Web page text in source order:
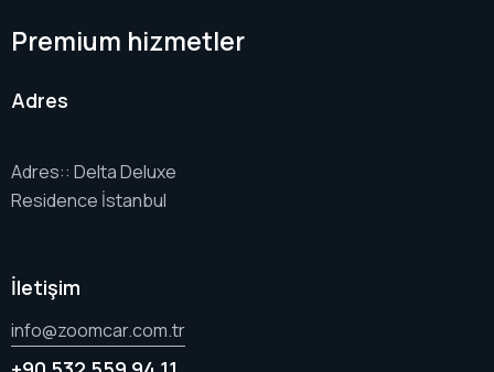
Premium hizmetler
Adres
Adres:: Delta Deluxe
Residence İstanbul
İletişim
info@zoomcar.com.tr